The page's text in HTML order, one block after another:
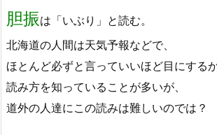
胆振は「いぶり」と読む。
北海道の人間は天気予報などで、
ほとんど必ずと言っていいほど目にするか
読み方を知っていることが多いが、
道外の人達にこの読みは難しいのでは？